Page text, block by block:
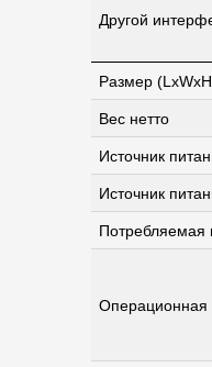
Другой
Размер
Вес нетто
Источник
Источник
Потребляемая
Операционная